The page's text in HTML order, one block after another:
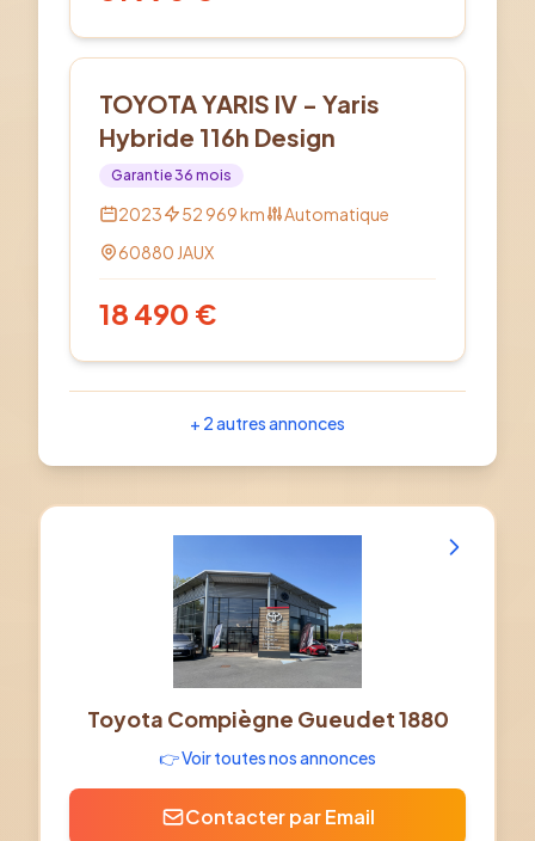
TOYOTA YARIS IV - Yaris
Hybride 116h Design
Garantie36 mois
2023 52 969km
Automatique
60880 JAUX
18 490 €
+ 2autres annonces
Toyota Compiègne Gueudet 1880
👉 Voir toutes nos annonces
Contacter par Email